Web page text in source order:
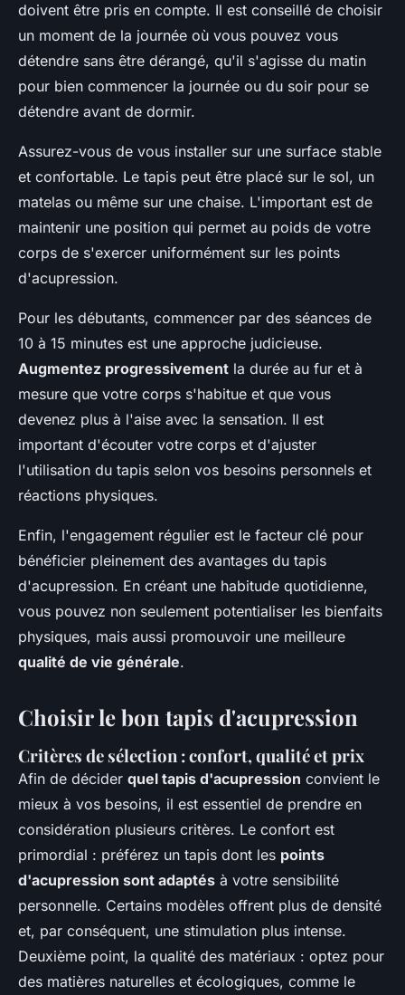
doivent être pris en compte. Il est conseillé de choisir
un moment de la journée où vous pouvez vous
détendre sans être dérangé, qu'il s'agisse du matin
pour bien commencer la journée ou du soir pour se
détendre avant de dormir.
Assurez-vous de vous installer sur une surface stable
et confortable. Le tapis peut être placé sur le sol, un
matelas ou même sur une chaise. L'important est de
maintenir une position qui permet au poids de votre
corps de s'exercer uniformément sur les points
d'acupression.
Pour les débutants, commencer par des séances de
10 à 15 minutes est une approche judicieuse.
Augmentez progressivement la durée au fur et à
mesure que votre corps s'habitue et que vous
devenez plus à l'aise avec la sensation. Il est
important d'écouter votre corps et d'ajuster
l'utilisation du tapis selon vos besoins personnels et
réactions physiques.
Enfin, l'engagement régulier est le facteur clé pour
bénéficier pleinement des avantages du tapis
d'acupression. En créant une habitude quotidienne,
vous pouvez non seulement potentialiser les bienfaits
physiques, mais aussi promouvoir une meilleure
qualité de vie générale.
Choisir le bon tapis d'acupression
Critères de sélection : confort, qualité et prix
Afin de décider quel tapis d'acupression convient le
mieux à vos besoins, il est essentiel de prendre en
considération plusieurs critères. Le confort est
primordial : préférez un tapis dont les points
d'acupression sont adaptés à votre sensibilité
personnelle. Certains modèles offrent plus de densité
et, par conséquent, une stimulation plus intense.
Deuxième point, la qualité des matériaux : optez pour
des matières naturelles et écologiques, comme le